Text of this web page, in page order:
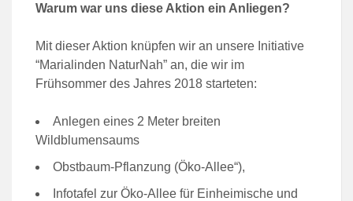
Warum war uns diese Aktion ein Anliegen?
Mit dieser Aktion knüpfen wir an unsere Initiative
“Marialinden NaturNah” an, die wir im
Frühsommer des Jahres 2018 starteten:
Anlegen eines 2 Meter breiten
Wildblumensaums
Obstbaum-Pflanzung (Öko-Allee“),
Infotafel zur Öko-Allee für Einheimische und